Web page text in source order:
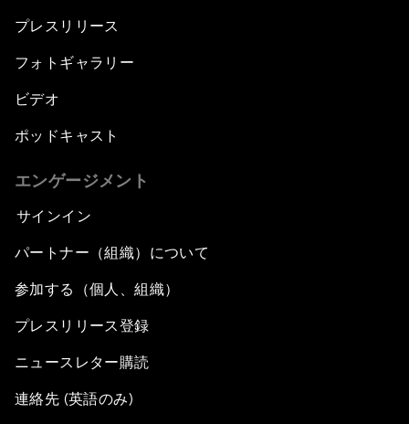
プレスリリース
フォトギャラリー
ビデオ
ポッドキャスト
エンゲージメント
サインイン
パートナー（組織）について
参加する（個人、組織）
プレスリリース登録
ニュースレター購読
連絡先 (英語のみ)